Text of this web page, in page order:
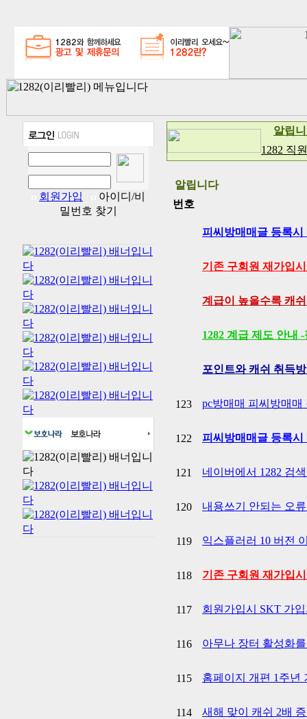
회원가입
아이디/비
밀번호 찾기
알립
1282 직
알립니다
번호
피씨방매매글 등록시
기존 구회원 재가입
계급이 높을수록 캐
1282 계급 제도 안내
포인트와 캐쉬 취득
123 pc방매매 피씨방매매
122 피씨방매매글 등록시
121 네이버에서 1282 검
120 내용쓰기 안되는 오
119 익스플러러 10 버전
118 기존 구회원 재가입
117 회원가입시 SKT 가
116 아무나 장터 활성화
115 홈페이지 개편 1주년
114 새해 맞이 캐쉬 2배